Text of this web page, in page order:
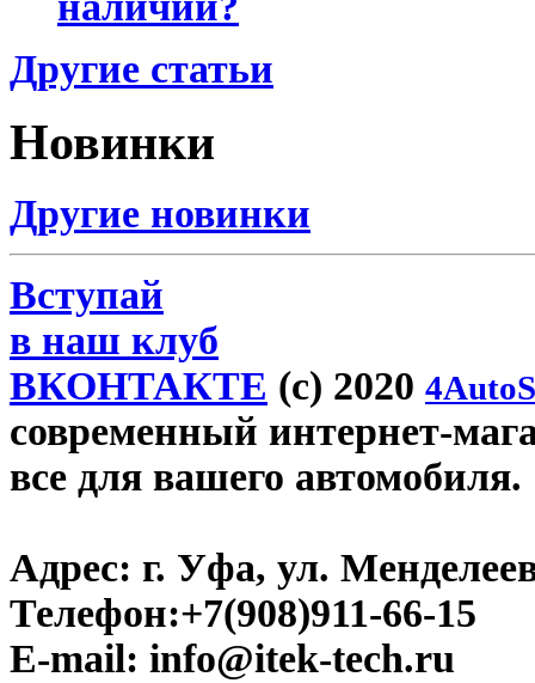
Другие статьи
Новинки
Другие новинки
Вступай
в наш клуб
ВКОНТАКТЕ (c) 2020
современный интернет-
все для вашего автомобиля.
Адрес: г. Уфа, ул.
Телефон:+7(908)911-66-15
E-mail: info@itek-tech.ru